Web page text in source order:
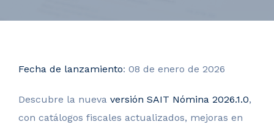
Fecha de lanzamiento: 08 de enero de 2026
Descubre la nueva versión SAIT Nómina 2026.1.0,
con catálogos fiscales actualizados, mejoras en